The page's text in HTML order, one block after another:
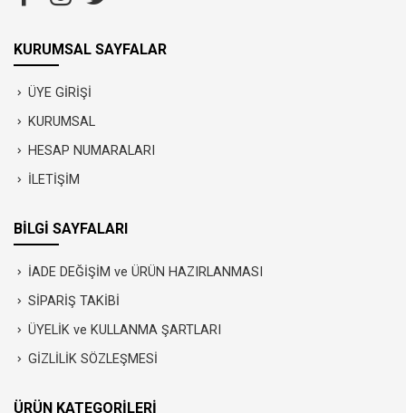
KURUMSAL SAYFALAR
ÜYE GİRİŞİ
KURUMSAL
HESAP NUMARALARI
İLETİŞİM
BİLGİ SAYFALARI
İADE DEĞİŞİM ve ÜRÜN HAZIRLANMASI
SİPARİŞ TAKİBİ
ÜYELİK ve KULLANMA ŞARTLARI
GİZLİLİK SÖZLEŞMESİ
ÜRÜN KATEGORİLERİ